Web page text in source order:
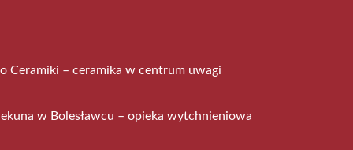
Ceramiki – ceramika w centrum uwagi
w Bolesławcu – opieka wytchnieniowa